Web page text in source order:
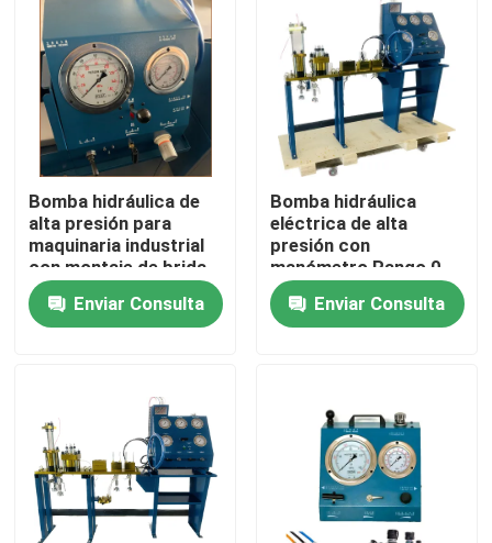
Productos
Los vídeos
Bomba hidráulica de
alta presión para
maquinaria industrial
con montaje de brida
o base para operación
industrialEnviar Consulta
Bomba hidráulica
eléctrica de alta
presión con
manómetro Rango 0-
3000Bar Optimizada
para Sistemas de
Bomba Hidráulica
Enviar Consulta